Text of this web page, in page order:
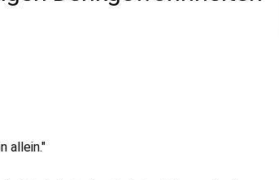
allein."